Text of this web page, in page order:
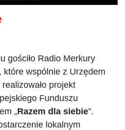
gościło Radio Merkury
które wspólnie z Urzędem
projekt
Funduszu
„Razem dla siebie”.
lokalnym